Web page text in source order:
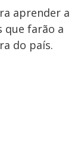
aprender a
que farão a
do país.